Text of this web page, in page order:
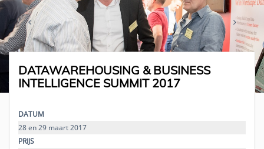
DATAWAREHOUSING & BUSINESS
INTELLIGENCE SUMMIT 2017
DATUM
28 en 29 maart 2017
PRIJS